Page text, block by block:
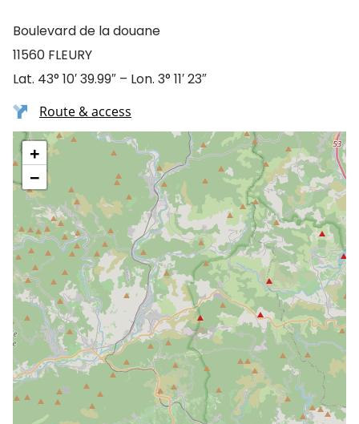
Boulevard de la douane
11560 FLEURY
Lat. 43° 10′ 39.99″ – Lon. 3° 11′ 23″
Route & access
+
−